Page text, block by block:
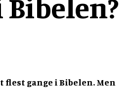
flest gange i Bibelen. Men